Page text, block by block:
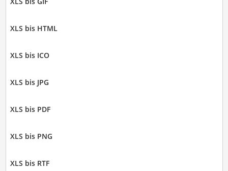
XLS bis HTML
XLS bis ICO
XLS bis JPG
XLS bis PDF
XLS bis PNG
XLS bis RTF